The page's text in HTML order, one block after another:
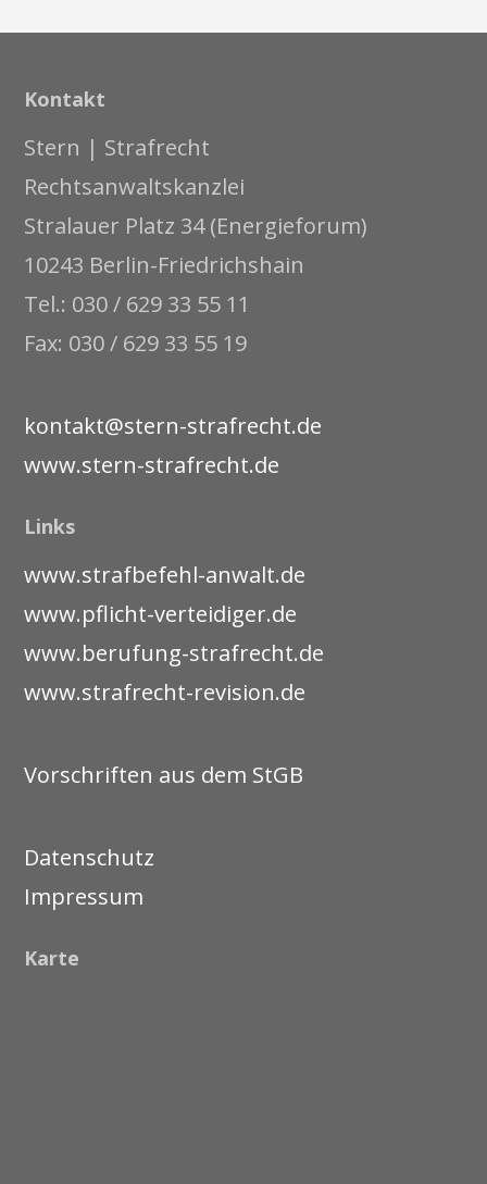
Kontakt
Stern | Strafrecht
Rechtsanwaltskanzlei
Stralauer Platz 34 (Energieforum)
10243 Berlin-Friedrichshain
Tel.: 030 / 629 33 55 11
Fax: 030 / 629 33 55 19
kontakt@stern-strafrecht.de
www.stern-strafrecht.de
Links
www.strafbefehl-anwalt.de
www.pflicht-verteidiger.de
www.berufung-strafrecht.de
www.strafrecht-revision.de
Vorschriften aus dem StGB
Datenschutz
Impressum
Karte